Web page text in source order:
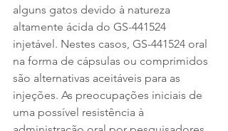
alguns gatos devido à natureza
altamente ácida do GS-441524
injetável. Nestes casos, GS-441524 oral
na forma de cápsulas ou comprimidos
são alternativas aceitáveis para as
injeções. As preocupações iniciais de
uma possível resistência à